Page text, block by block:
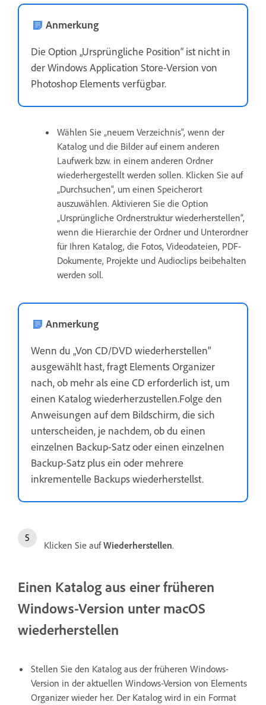
Anmerkung
Die Option „Ursprüngliche Position“ ist nicht in
der Windows Application Store-Version von
Photoshop Elements verfügbar.
Wählen Sie „neuem Verzeichnis“, wenn der
Katalog und die Bilder auf einem anderen
Laufwerk bzw. in einem anderen Ordner
wiederhergestellt werden sollen. Klicken Sie auf
„Durchsuchen“, um einen Speicherort
auszuwählen. Aktivieren Sie die Option
„Ursprüngliche Ordnerstruktur wiederherstellen“,
wenn die Hierarchie der Ordner und Unterordner
für Ihren Katalog, die Fotos, Videodateien, PDF-
Dokumente, Projekte und Audioclips beibehalten
werden soll.
Anmerkung
Wenn du „Von CD/DVD wiederherstellen"
ausgewählt hast, fragt Elements Organizer
nach, ob mehr als eine CD erforderlich ist, um
einen Katalog wiederherzustellen.Folge den
Anweisungen auf dem Bildschirm, die sich
unterscheiden, je nachdem, ob du einen
einzelnen Backup-Satz oder einen einzelnen
Backup-Satz plus ein oder mehrere
inkrementelle Backups wiederherstellst.
Klicken Sie aufWiederherstellen.
Einen Katalog aus einer früheren
Windows-Version unter macOS
wiederherstellen
Stellen Sie den Katalog aus der früheren Windows-
Version in der aktuellen Windows-Version von Elements
Organizer wieder her. Der Katalog wird in ein Format